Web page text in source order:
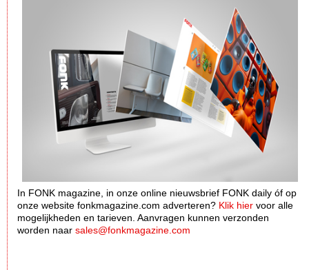
In FONK magazine, in onze online nieuwsbrief FONK daily óf op
onze website fonkmagazine.com adverteren? Klik hier voor alle
mogelijkheden en tarieven. Aanvragen kunnen verzonden
worden naar sales@fonkmagazine.com